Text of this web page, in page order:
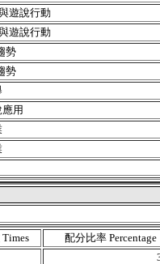
遊說行動
遊說行動
勢
勢
應用
配分比率 Percentage